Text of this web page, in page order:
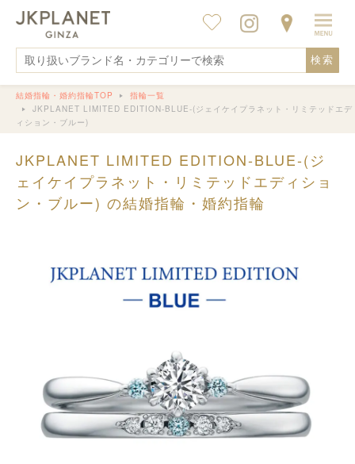
検索
結婚指輪・婚約指輪TOP
指輪一覧
JKPLANET LIMITED EDITION-BLUE-(ジェイケイプラネット・リミテッドエデ
ィション・ブルー)
JKPLANET LIMITED EDITION-BLUE-(ジ
ェイケイプラネット・リミテッドエディショ
ン・ブルー) の結婚指輪・婚約指輪